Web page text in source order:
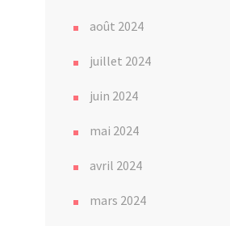
août 2024
juillet 2024
juin 2024
mai 2024
avril 2024
mars 2024